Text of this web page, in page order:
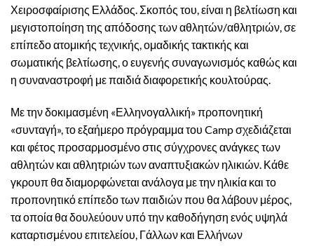
Χειροσφαίρισης Ελλάδος. Σκοπός του, είναι η βελτίωση και
μεγιστοποίηση της απόδοσης των αθλητών/αθλητριών, σε
επίπεδο ατομικής τεχνικής, ομαδικής τακτικής και
σωματικής βελτίωσης, ο ευγενής συναγωνισμός καθώς και
η συναναστροφή με παιδιά διαφορετικής κουλτούρας.
Με την δοκιμασμένη «Ελληνογαλλική» προπονητική
«συνταγή»,το εξαήμερο πρόγραμμα του Camp σχεδιάζεται
και φέτος προσαρμοσμένο στις σύγχρονες ανάγκες των
αθλητών και αθλητριών των αναπτυξιακών ηλικιών. Κάθε
γκρουπ θα διαμορφώνεται ανάλογα με την ηλικία και το
προπονητικό επίπεδο των παιδιών που θα λάβουν μέρος,
τα οποία θα δουλεύουν υπό την καθοδήγηση ενός υψηλά
καταρτισμένου επιτελείου, Γάλλων και Ελλήνων